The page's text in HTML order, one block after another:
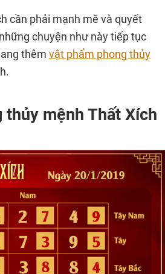
cần phải mạnh mẽ và quyết
chuyện như này tiếp tục
thêm vật phẩm phong thủy
thủy mệnh Thất Xích